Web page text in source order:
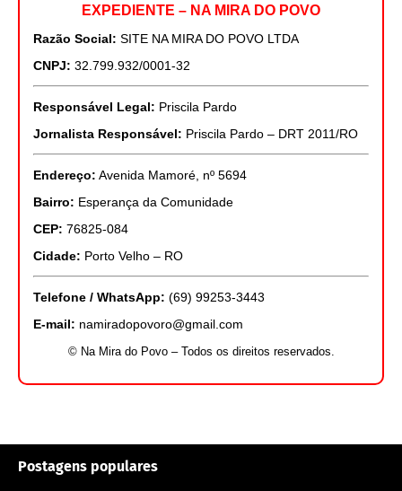
EXPEDIENTE – NA MIRA DO POVO
Razão Social: SITE NA MIRA DO POVO LTDA
CNPJ: 32.799.932/0001-32
Responsável Legal: Priscila Pardo
Jornalista Responsável: Priscila Pardo – DRT 2011/RO
Endereço: Avenida Mamoré, nº 5694
Bairro: Esperança da Comunidade
CEP: 76825-084
Cidade: Porto Velho – RO
Telefone / WhatsApp: (69) 99253-3443
E-mail: namiradopovoro@gmail.com
© Na Mira do Povo – Todos os direitos reservados.
Postagens populares